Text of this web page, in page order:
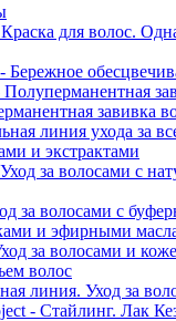
для волос.
Бережное
завивка
линия ухода за
и экстрактами
за волосами с
за волосами с
и эфирными
за волосами и
волос
линия. Уход за
- Стайлинг. Лак